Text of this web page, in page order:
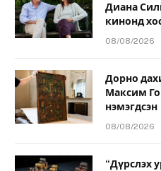
Диана
кинонд
08/08/2026
Дорно
Максим
нэмэгдсэн
08/08/2026
“Дүрслэх